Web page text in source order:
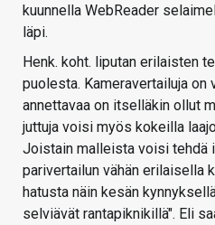
kuunnella WebReader
läpi.
Henk. koht. liputan erilaisten
puolesta. Kameravertailuja on
annettavaa on itselläkin ollut
juttuja voisi myös kokeilla
Joistain malleista voisi tehdä
parivertailun vähän erilaisella
hatusta näin kesän
selviävät rantapiknikillä". Eli